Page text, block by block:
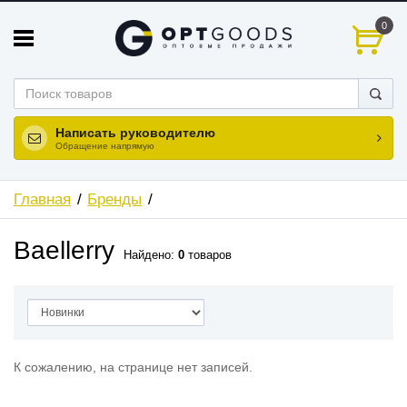
0
Написать руководителю
Обращение напрямую
Главная Бренды
Baellerry Найдено: 0 товаров
К сожалению, на странице нет записей.